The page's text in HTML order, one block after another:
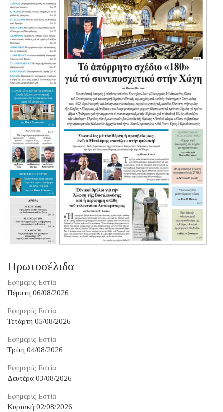
Πρωτοσέλιδα
Εφημερίς Εστία
Πέμπτη 06/08/2026
Εφημερίς Εστία
Τετάρτη 05/08/2026
Εφημερίς Εστία
Τρίτη 04/08/2026
Εφημερίς Εστία
Δευτέρα 03/08/2026
Εφημερίς Εστία
Κυριακή 02/08/2026